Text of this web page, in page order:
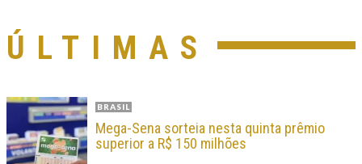
ÚLTIMAS
BRASIL
Mega-Sena sorteia nesta quinta prêmio
superior a R$ 150 milhões